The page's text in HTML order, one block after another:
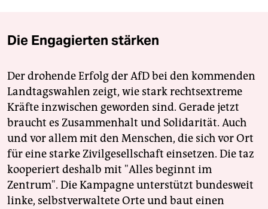
Die Engagierten stärken
Der drohende Erfolg der AfD bei den kommenden
Landtagswahlen zeigt, wie stark rechtsextreme
Kräfte inzwischen geworden sind. Gerade jetzt
braucht es Zusammenhalt und Solidarität. Auch
und vor allem mit den Menschen, die sich vor Ort
für eine starke Zivilgesellschaft einsetzen. Die taz
kooperiert deshalb mit "Alles beginnt im
Zentrum". Die Kampagne unterstützt bundesweit
linke, selbstverwaltete Orte und baut einen